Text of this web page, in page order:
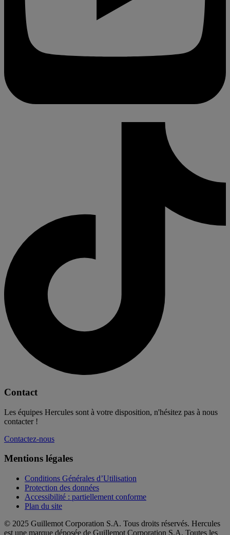
Contact
Les équipes Hercules sont à votre disposition, n'hésitez pas à nous
contacter !
Contactez-nous
Mentions légales
Conditions Générales d’Utilisation
Protection des données
Accessibilité : partiellement conforme
Plan du site
© 2025 Guillemot Corporation S.A. Tous droits réservés. Hercules
est une marque déposée de Guillemot Corporation S.A. Toutes les